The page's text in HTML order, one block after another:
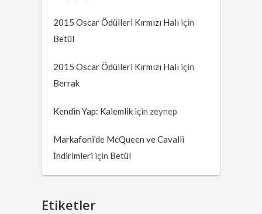
2015 Oscar Ödülleri Kırmızı Halı için
Betül
2015 Oscar Ödülleri Kırmızı Halı için
Berrak
Kendin Yap: Kalemlik için zeynep
Markafoni’de McQueen ve Cavalli
İndirimleri için Betül
Etiketler